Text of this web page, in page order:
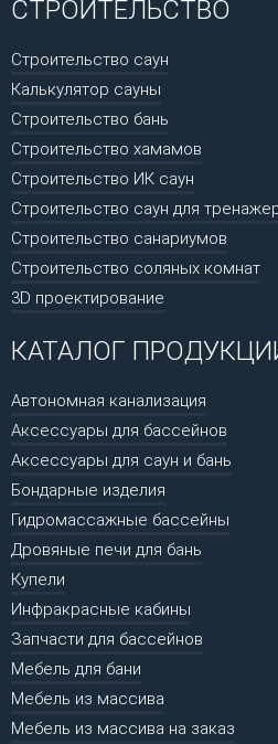
СТРОИТЕЛЬСТВО
Строительство саун
Калькулятор сауны
Строительство бань
Строительство хамамов
Строительство ИК саун
Строительство саун для
Строительство санариумов
Строительство соляных комнат
3D проектирование
КАТАЛОГ
Автономная канализация
Аксессуары для бассейнов
Аксессуары для саун и бань
Бондарные изделия
Гидромассажные бассейны
Дровяные печи для бань
Купели
Инфракрасные кабины
Запчасти для бассейнов
Мебель для бани
Мебель из массива
Мебель из массива на заказ